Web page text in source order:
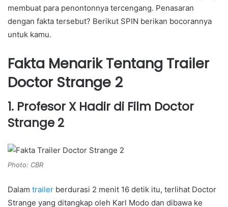
membuat para penontonnya tercengang. Penasaran
dengan fakta tersebut? Berikut SPIN berikan bocorannya
untuk kamu.
Fakta Menarik Tentang Trailer
Doctor Strange 2
1. Profesor X Hadir di Film Doctor
Strange 2
Photo: CBR
Dalam trailer berdurasi 2 menit 16 detik itu, terlihat Doctor
Strange yang ditangkap oleh Karl Modo dan dibawa ke